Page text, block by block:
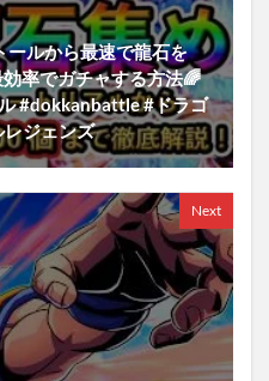
ールから最速で龍石を
率でガチャする方法🌈
#dokkanbattle #ドラゴ
ジェンズ
Next